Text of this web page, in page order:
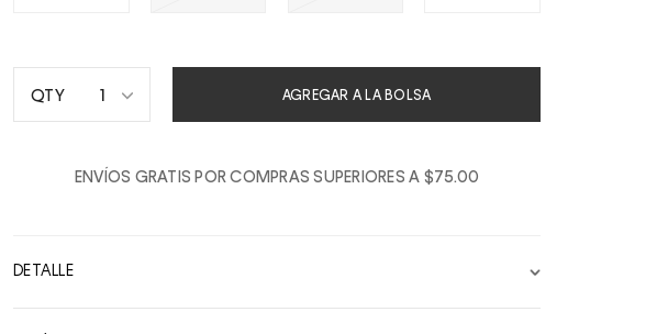
QTY 1
5
AGREGAR A LA BOLSA
ENVÍOS GRATIS POR COMPRAS SUPERIORES A $75.00
DETALLE